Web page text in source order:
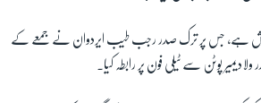
ہے، جس پر ترک صدر رجب طیب ایردوان نے جمعے کے
پوٹن سے ٹیلی فون پر رابطہ کیا۔